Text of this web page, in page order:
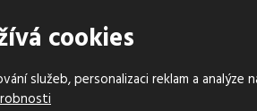
stavby a jejich vzájemné spojení
pevnost po zatuhnutí 35 MPa.
cookies
služeb, personalizaci reklam a analýze